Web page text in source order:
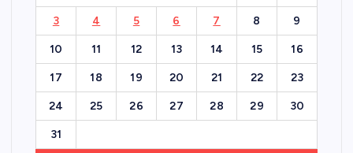
3 4 5 6 7 8 9
10 11 12 13 14 15 16
17 18 19 20 21 22 23
24 25 26 27 28 29 30
31